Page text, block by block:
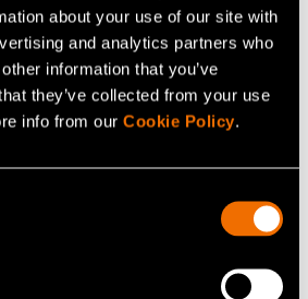
about your use of our site with
and analytics partners who
information that you’ve
they’ve collected from your use
info from our Cookie Policy.
latausinfraan tulee
Avustuksen myöntää Asumisen
ARA. Avustuksiin on
ARA:n verkkosivuilla kesän
kuitenkin enintään 90 000